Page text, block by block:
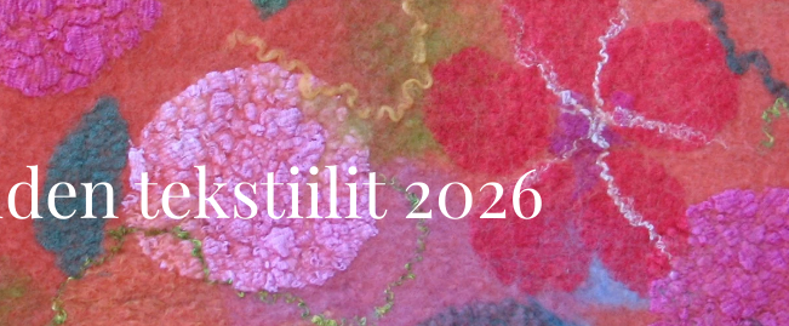
tekstiilit 2026